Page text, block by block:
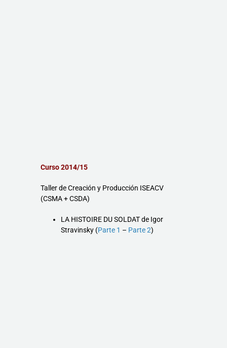
Curso 2014/15
Taller de Creación y Producción ISEACV
(CSMA + CSDA)
LA HISTOIRE DU SOLDAT de Igor
Stravinsky (Parte 1 – Parte 2)